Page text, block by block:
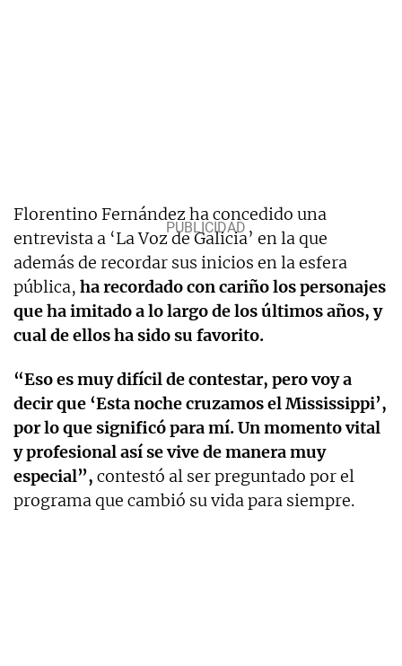
Florentino Fernández ha concedido una
entrevista a ‘La Voz de Galicia’ en la que
además de recordar sus inicios en la esfera
pública, ha recordado con cariño los personajes
que ha imitado a lo largo de los últimos años, y
cual de ellos ha sido su favorito.
“Eso es muy difícil de contestar, pero voy a
decir que ‘Esta noche cruzamos el Mississippi’,
por lo que significó para mí. Un momento vital
y profesional así se vive de manera muy
especial”, contestó al ser preguntado por el
programa que cambió su vida para siempre.